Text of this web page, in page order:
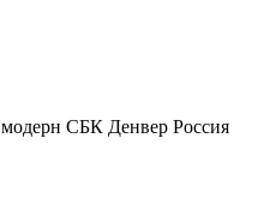
модерн СБК Денвер Россия